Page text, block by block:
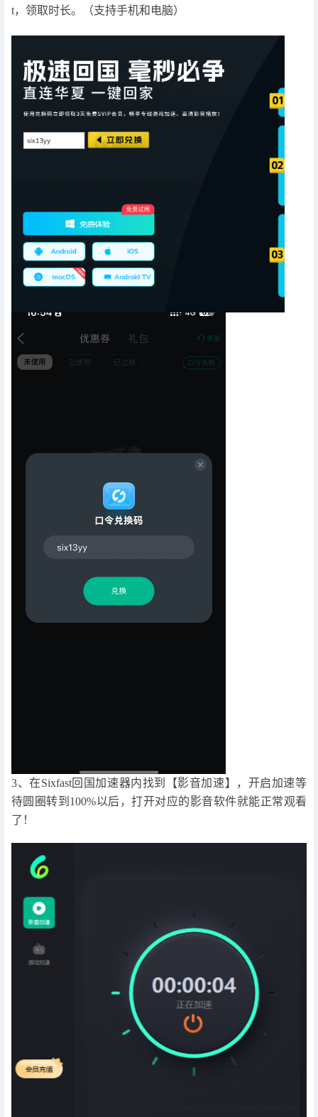
t，领取时长。（支持手机和电脑）
3、在Sixfast回国加速器内找到【影音加速】，开启加速等
待圆圈转到100%以后，打开对应的影音软件就能正常观看
了！